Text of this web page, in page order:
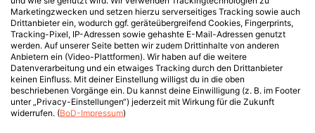
Marketingzwecken und setzen hierzu serverseitiges Tracking sowie auch
Drittanbieter ein, wodurch ggf. geräteübergreifend Cookies, Fingerprints,
Tracking-Pixel, IP-Adressen sowie gehashte E-Mail-Adressen genutzt
werden. Auf unserer Seite betten wir zudem Drittinhalte von anderen
Anbietern ein (Video-Plattformen). Wir haben auf die weitere
Datenverarbeitung und ein etwaiges Tracking durch den Drittanbieter
keinen Einfluss. Mit deiner Einstellung willigst du in die oben
beschriebenen Vorgänge ein. Du kannst deine Einwilligung (z. B. im Footer
unter „Privacy-Einstellungen“) jederzeit mit Wirkung für die Zukunft
widerrufen. (BoD-Impressum)